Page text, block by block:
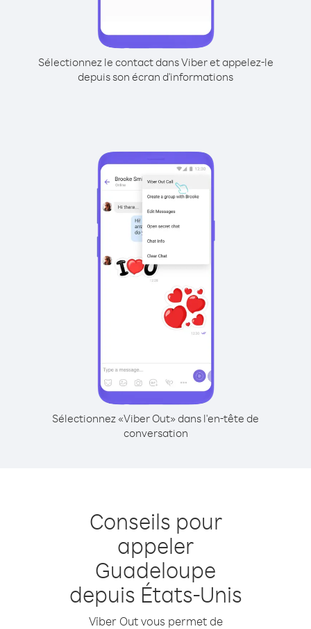
Sélectionnez le contact dans Viber et appelez-le
depuis son écran d'informations
Sélectionnez «Viber Out» dans l'en-tête de
conversation
Conseils pour
appeler
Guadeloupe
depuis États-Unis
Viber Out vous permet de